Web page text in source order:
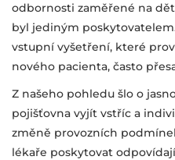
odbornosti zaměřené na
byl jediným
vstupní vyšetření, které
nového pacienta, často
Z našeho pohledu šlo o
pojišťovna vyjít vstříc a
změně provozních
lékaře poskytovat